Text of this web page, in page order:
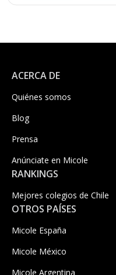
ACERCA DE
Quiénes somos
Blog
Prensa
Anúnciate en Micole
RANKINGS
Mejores colegios de Chile
OTROS PAÍSES
Micole España
Micole México
Micole Argentina